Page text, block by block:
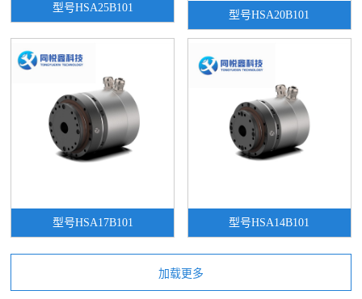
型号HSA25B101
型号HSA20B101
型号HSA17B101 型号HSA14B101